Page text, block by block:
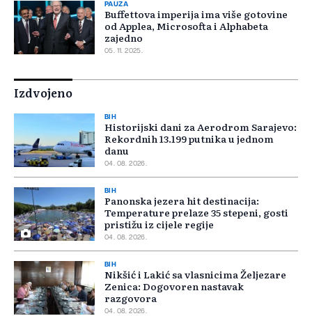
PAUZA
Buffettova imperija ima više gotovine
od Applea, Microsofta i Alphabeta
zajedno
05. 11. 2025.
Izdvojeno
BIH
Historijski dani za Aerodrom Sarajevo:
Rekordnih 13.199 putnika u jednom
danu
04. 08. 2026.
BIH
Panonska jezera hit destinacija:
Temperature prelaze 35 stepeni, gosti
pristižu iz cijele regije
04. 08. 2026.
BIH
Nikšić i Lakić sa vlasnicima Željezare
Zenica: Dogovoren nastavak
razgovora
04. 08. 2026.